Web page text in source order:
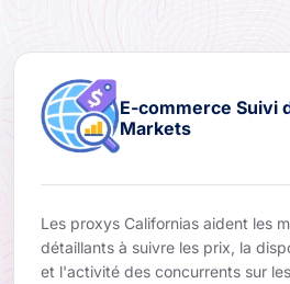
E-commerce Suivi
Markets
Les proxys Californias aident les
détaillants à suivre les prix, la
et l'activité des concurrents sur